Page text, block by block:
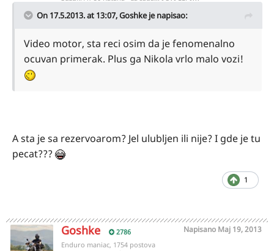
On 17.5.2013. at 13:07, Goshke je napisao:
Video motor, sta reci osim da je fenomenalno
ocuvan primerak. Plus ga Nikola vrlo malo vozi!
A sta je sa rezervoarom? Jel ulubljen ili nije? I gde je tu
pecat???
1
Goshke 2786 Napisano Maj 19, 2013
Enduro maniac, 1754 postova